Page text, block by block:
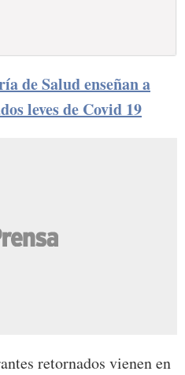
de Salud enseñan a
leves de Covid 19
retornados vienen en